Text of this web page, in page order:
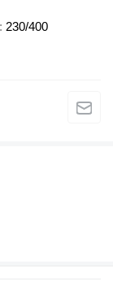
230/400